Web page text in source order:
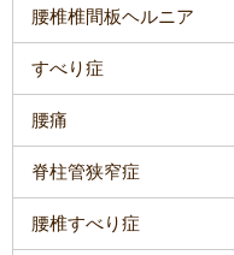
腰椎椎間板ヘルニア
すべり症
腰痛
脊柱管狭窄症
腰椎すべり症